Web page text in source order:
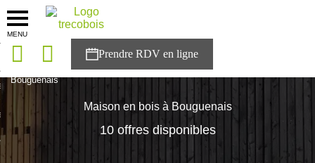
MENU
solutions
Bouguenais
Maison en bois à Bouguenais
10 offres disponibles